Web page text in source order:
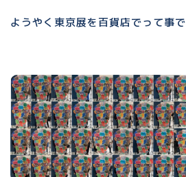
ようやく東京展を百貨店でって事で